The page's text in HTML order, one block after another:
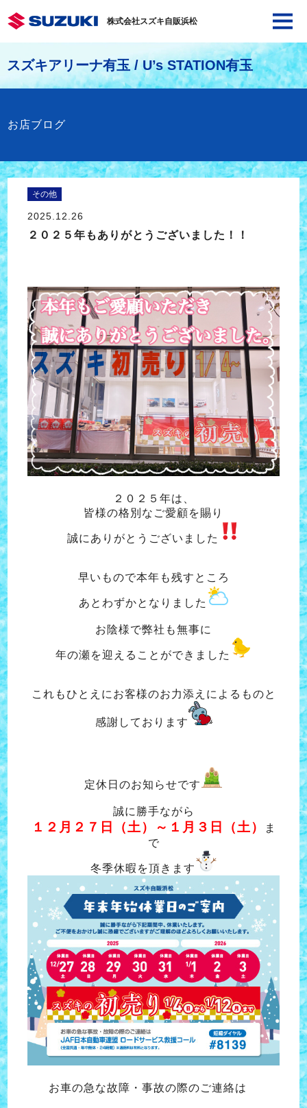
株式会社スズキ自販浜松
スズキアリーナ有玉 / U’s STATION有玉
お店ブログ
その他
2025.12.26
２０２５年もありがとうございました！！
２０２５年は、
皆様の格別なご愛顧を賜り
誠にありがとうございました
早いもので本年も残すところ
あとわずかとなりました
お陰様で弊社も無事に
年の瀬を迎えることができました
これもひとえにお客様のお力添えによるものと
感謝しております
定休日のお知らせです
誠に勝手ながら
１２月２７日（土）～１月３日（土）
ま
で
冬季休暇を頂きます
お車の急な故障・事故の際のご連絡は